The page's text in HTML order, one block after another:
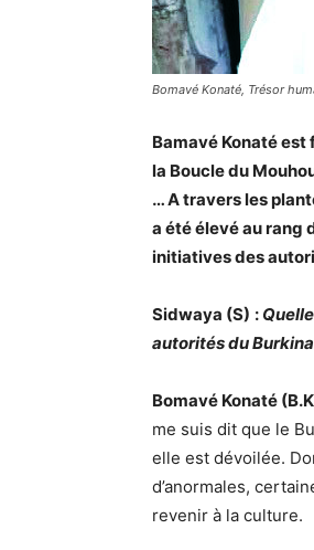
Bomavé Konaté, Trésor
Bamavé Konaté est
la Boucle du
… A travers les
a été élevé au rang
initiatives des
Sidwaya (S) :
autorités du
Bomavé Konaté
me suis dit que le
elle est dévoilée.
d’anormales,
revenir à la culture.